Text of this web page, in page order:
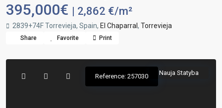
395,000€ | 2,862 €/m²
2839+74F Torrevieja, Spain, El Chaparral , Torrevieja
Share Favorite Print
Nauja Statyba
Reference: 257030